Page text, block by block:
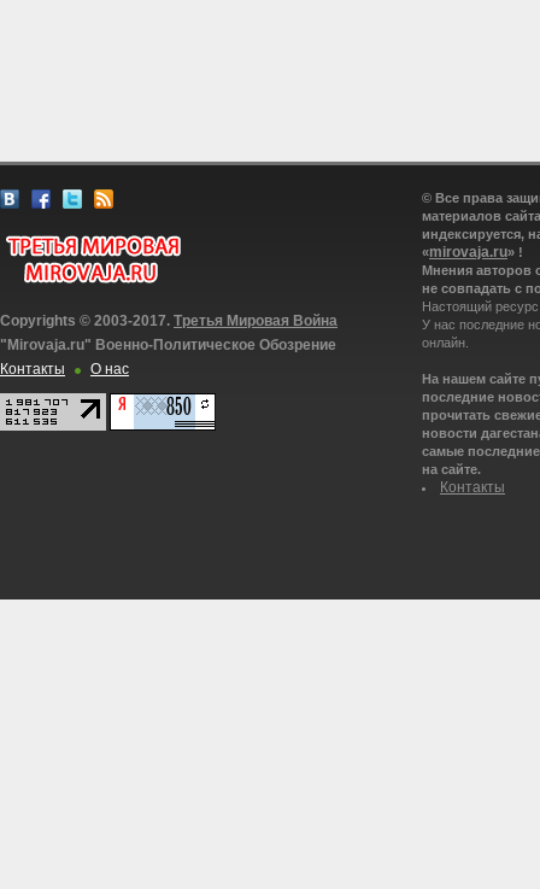
Copyrights © 2003-2017. Третья Мировая Война
"Mirovaja.ru" Военно-Политическое Обозрение
Контакты
О нас
© Все права
материалов
индексируется,
«mirovaja.ru» !
Мнения авторов
не совпадать с
Настоящий
У нас последние
онлайн.
На нашем сайте
последние
прочитать
новости
самые
на сайте.
Контакты